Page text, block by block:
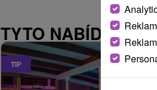
TYTO NABÍDKY BY
TIP